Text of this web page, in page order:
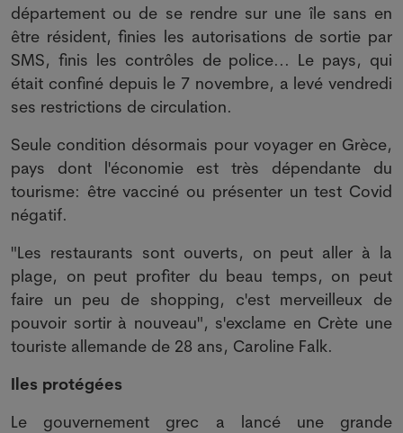
département ou de se rendre sur une île sans en
être résident, finies les autorisations de sortie par
SMS, finis les contrôles de police... Le pays, qui
était confiné depuis le 7 novembre, a levé vendredi
ses restrictions de circulation.
Seule condition désormais pour voyager en Grèce,
pays dont l'économie est très dépendante du
tourisme: être vacciné ou présenter un test Covid
négatif.
"Les restaurants sont ouverts, on peut aller à la
plage, on peut profiter du beau temps, on peut
faire un peu de shopping, c'est merveilleux de
pouvoir sortir à nouveau", s'exclame en Crète une
touriste allemande de 28 ans, Caroline Falk.
Iles protégées
Le gouvernement grec a lancé une grande